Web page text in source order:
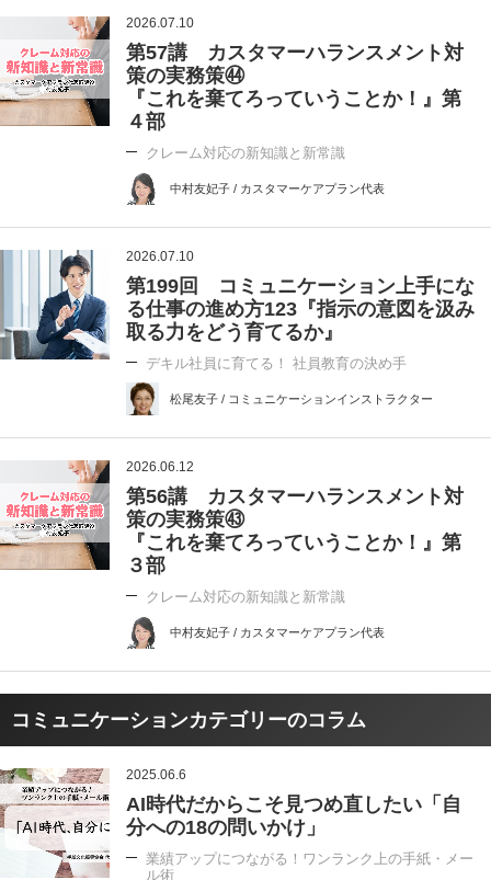
2026.07.10
第57講 カスタマーハランスメント対
策の実務策㊹
『これを棄てろっていうことか！』第
４部
クレーム対応の新知識と新常識
中村友妃子 / カスタマーケアプラン代表
2026.07.10
第199回 コミュニケーション上手にな
る仕事の進め方123『指示の意図を汲み
取る力をどう育てるか』
デキル社員に育てる！ 社員教育の決め手
松尾友子 / コミュニケーションインストラクター
2026.06.12
第56講 カスタマーハランスメント対
策の実務策㊸
『これを棄てろっていうことか！』第
３部
クレーム対応の新知識と新常識
中村友妃子 / カスタマーケアプラン代表
コミュニケーションカテゴリーのコラム
2025.06.6
AI時代だからこそ見つめ直したい「自
分への18の問いかけ」
業績アップにつながる！ワンランク上の手紙・メー
ル術